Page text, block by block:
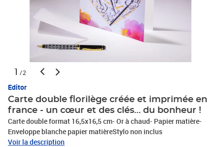
1 /2
Editor
Carte double florilège créée et imprimée en
france - un cœur et des clés… du bonheur !
Carte double format 16,5x16,5 cm- Or à chaud- Papier matière-
Enveloppe blanche papier matièreStylo non inclus
Voir la description